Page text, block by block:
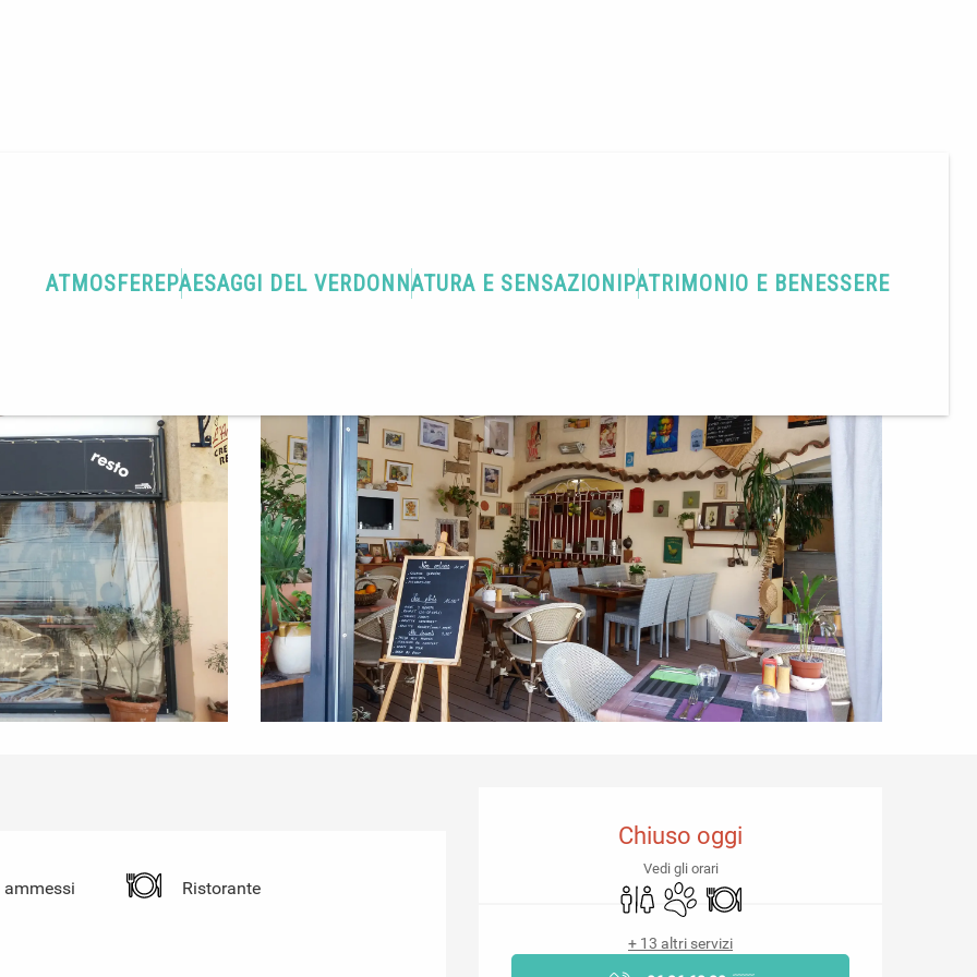
ATMOSFEREPAESAGGI DEL VERDONNATURA E SENSAZIONIPATRIMONIO E BENESSERE
OFFRE PIATTI "FATTI IN CASA"
Orari e contatti
Chiuso oggi
Vedi gli orari
Servizi igienici
Animali ammessi
Ristorante
+ 13 altri servizi
Ristorante